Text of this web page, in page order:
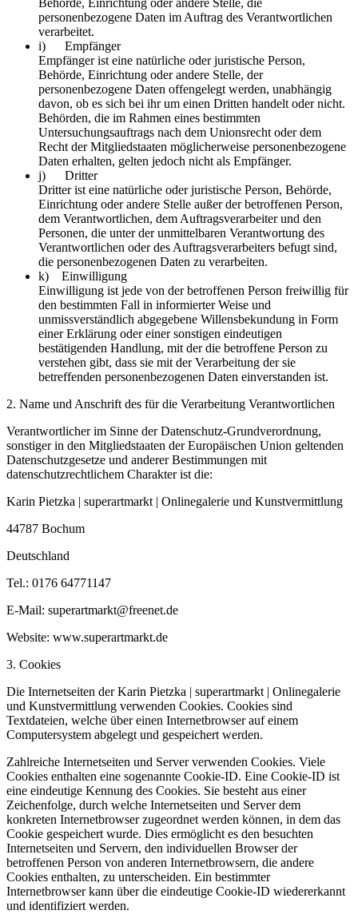
personenbezogene Daten im Auftrag des Verantwortlichen
verarbeitet.
i) Empfänger
Empfänger ist eine natürliche oder juristische Person,
Behörde, Einrichtung oder andere Stelle, der
personenbezogene Daten offengelegt werden, unabhängig
davon, ob es sich bei ihr um einen Dritten handelt oder nicht.
Behörden, die im Rahmen eines bestimmten
Untersuchungsauftrags nach dem Unionsrecht oder dem
Recht der Mitgliedstaaten möglicherweise personenbezogene
Daten erhalten, gelten jedoch nicht als Empfänger.
j) Dritter
Dritter ist eine natürliche oder juristische Person, Behörde,
Einrichtung oder andere Stelle außer der betroffenen Person,
dem Verantwortlichen, dem Auftragsverarbeiter und den
Personen, die unter der unmittelbaren Verantwortung des
Verantwortlichen oder des Auftragsverarbeiters befugt sind,
die personenbezogenen Daten zu verarbeiten.
k) Einwilligung
Einwilligung ist jede von der betroffenen Person freiwillig für
den bestimmten Fall in informierter Weise und
unmissverständlich abgegebene Willensbekundung in Form
einer Erklärung oder einer sonstigen eindeutigen
bestätigenden Handlung, mit der die betroffene Person zu
verstehen gibt, dass sie mit der Verarbeitung der sie
betreffenden personenbezogenen Daten einverstanden ist.
2. Name und Anschrift des für die Verarbeitung Verantwortlichen
Verantwortlicher im Sinne der Datenschutz-Grundverordnung,
sonstiger in den Mitgliedstaaten der Europäischen Union geltenden
Datenschutzgesetze und anderer Bestimmungen mit
datenschutzrechtlichem Charakter ist die:
Karin Pietzka | superartmarkt | Onlinegalerie und Kunstvermittlung
44787 Bochum
Deutschland
Tel.: 0176 64771147
E-Mail: superartmarkt@freenet.de
Website: www.superartmarkt.de
3. Cookies
Die Internetseiten der Karin Pietzka | superartmarkt | Onlinegalerie
und Kunstvermittlung verwenden Cookies. Cookies sind
Textdateien, welche über einen Internetbrowser auf einem
Computersystem abgelegt und gespeichert werden.
Zahlreiche Internetseiten und Server verwenden Cookies. Viele
Cookies enthalten eine sogenannte Cookie-ID. Eine Cookie-ID ist
eine eindeutige Kennung des Cookies. Sie besteht aus einer
Zeichenfolge, durch welche Internetseiten und Server dem
konkreten Internetbrowser zugeordnet werden können, in dem das
Cookie gespeichert wurde. Dies ermöglicht es den besuchten
Internetseiten und Servern, den individuellen Browser der
betroffenen Person von anderen Internetbrowsern, die andere
Cookies enthalten, zu unterscheiden. Ein bestimmter
Internetbrowser kann über die eindeutige Cookie-ID wiedererkannt
und identifiziert werden.